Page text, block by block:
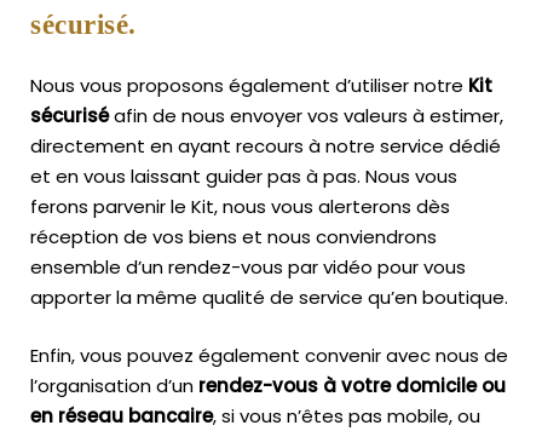
sécurisé.
Nous vous proposons également d’utiliser notre Kit
sécuriséafin de nous envoyer vos valeurs à estimer,
directement en ayant recours à notre service dédié
et en vous laissant guider pas à pas. Nous vous
ferons parvenir le Kit, nous vous alerterons dès
réception de vos biens et nous conviendrons
ensemble d’un rendez-vous par vidéo pour vous
apporter la même qualité de service qu’en boutique.
Enfin, vous pouvez également convenir avec nous de
l’organisation d’un rendez-vous à votre domicile ou
en réseau bancaire, si vous n’êtes pas mobile, ou